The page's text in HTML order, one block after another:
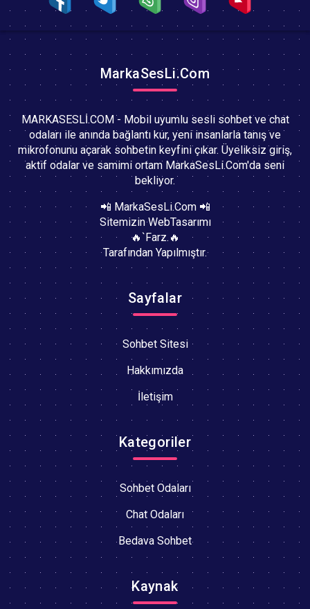
MarkaSesLi.Com
MARKASESLİ.COM - Mobil uyumlu sesli sohbet ve chat
odaları ile anında bağlantı kur, yeni insanlarla tanış ve
mikrofonunu açarak sohbetin keyfini çıkar. Üyeliksiz giriş,
aktif odalar ve samimi ortam MarkaSesLi.Com'da seni
bekliyor.
📲 MarkaSesLi.Com 📲
Sitemizin WebTasarımı
🔥`Farz.🔥
Tarafından Yapılmıştır.
Sayfalar
Sohbet Sitesi
Hakkımızda
İletişim
Kategoriler
Sohbet Odaları
Chat Odaları
Bedava Sohbet
Kaynak